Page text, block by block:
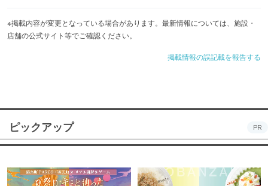
※掲載内容が変更となっている場合があります。最新情報については、施設・
店舗の公式サイト等でご確認ください。
掲載情報の誤記載を報告する
ピックアップ PR